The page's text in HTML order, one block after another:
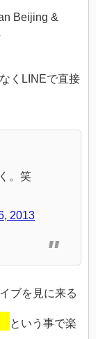
Beijing &
くLINEで直接
。笑
2013
ブを見に来る
という事で楽